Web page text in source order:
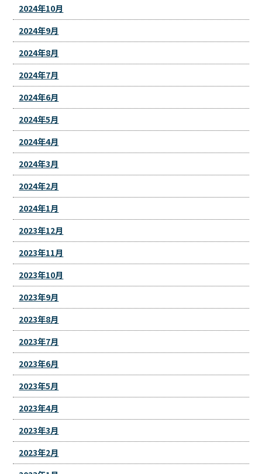
2024年10月
2024年9月
2024年8月
2024年7月
2024年6月
2024年5月
2024年4月
2024年3月
2024年2月
2024年1月
2023年12月
2023年11月
2023年10月
2023年9月
2023年8月
2023年7月
2023年6月
2023年5月
2023年4月
2023年3月
2023年2月